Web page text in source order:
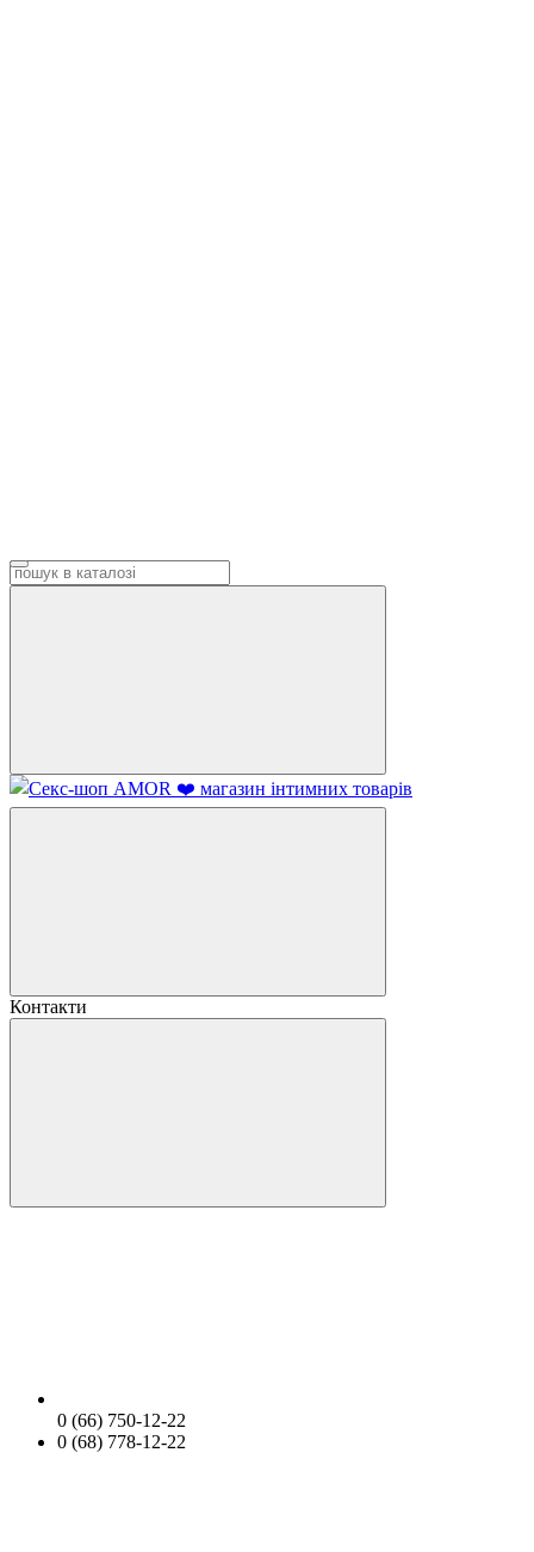
Контакти
0 (66) 750-12-22
0 (68) 778-12-22